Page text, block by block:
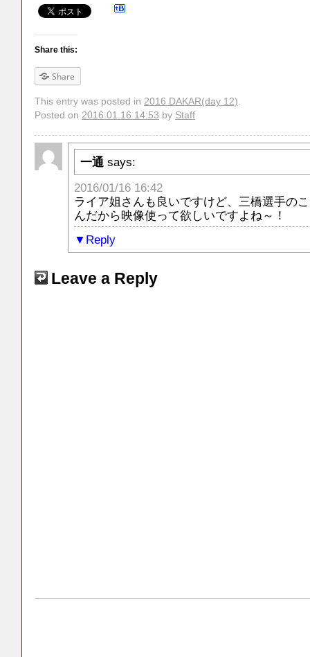
Share this:
Share
This entry was posted in 2016 DAKAR(day 12).
Posted on 2016.01.16 14:53 by Staff
一通 says:
2016/01/16 16:42
ライア姐さんも良いですけど、三橋選手の
んだから映像使って欲しいですよね～！
Reply
Leave a Reply